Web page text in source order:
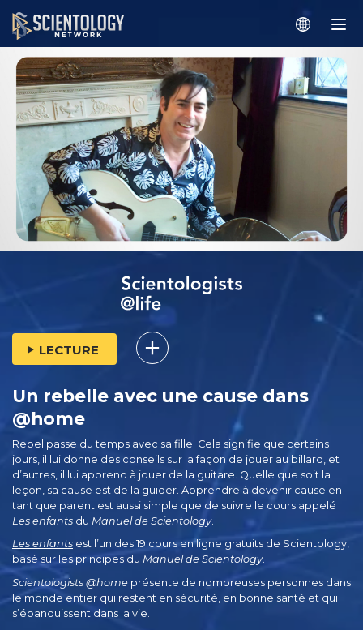
LECTURE
Un rebelle avec une cause dans
@home
Rebel passe du temps avec sa fille. Cela signifie que certains
jours, il lui donne des conseils sur la façon de jouer au billard, et
d’autres, il lui apprend à jouer de la guitare. Quelle que soit la
leçon, sa cause est de la guider. Apprendre à devenir cause en
tant que parent est aussi simple que de suivre le cours appelé
Les enfants du Manuel de Scientology.
Les enfants est l’un des 19 cours en ligne gratuits de Scientology,
basé sur les principes du Manuel de Scientology.
Scientologists @home présente de nombreuses personnes dans
le monde entier qui restent en sécurité, en bonne santé et qui
s’épanouissent dans la vie.